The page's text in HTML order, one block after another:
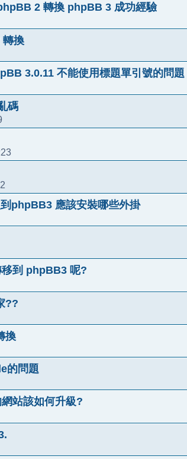
2 轉換 phpBB 3 成功經驗
換
3.0.11 不能使用標題單引號的問題
碼
phpBB3 應該安裝哪些外掛
移到 phpBB3 呢?
??
換
的問題
站該如何升級?